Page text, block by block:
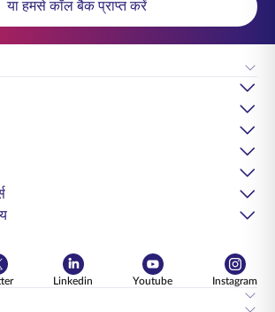
या हमसे कॉल बैक प्राप्त करें
Linkedin Youtube
Instagram